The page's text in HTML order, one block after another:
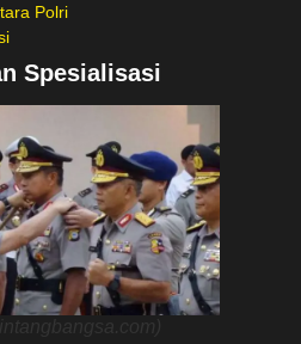
Polri
Spesialisasi